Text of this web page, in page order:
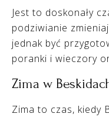
Jest to doskonały
podziwianie
jednak być
poranki i wieczory
Zima w
Zima to czas, kiedy